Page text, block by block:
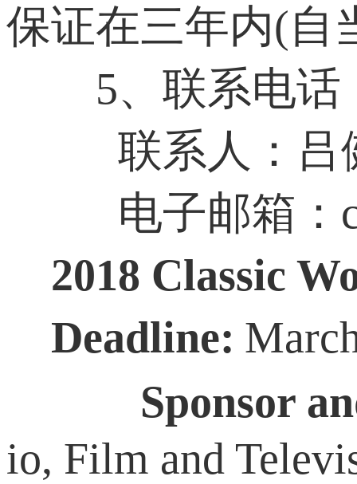
保证在三年内(自
5、联系电话
联系人：吕
电子邮箱：
2018 Classic
Deadline:
Sponsor
io, Film and